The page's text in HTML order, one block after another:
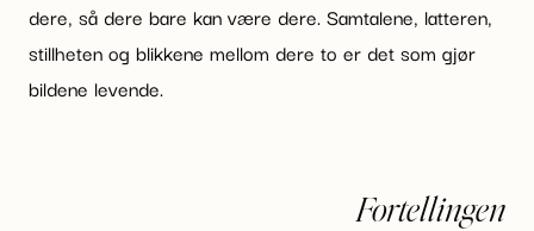
dere, så dere bare kan være dere. Samtalene, latteren,
stillheten og blikkene mellom dere to er det som gjør
bildene levende.
Fortellingen